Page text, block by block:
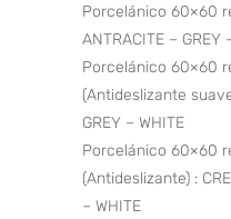
Porcelánico 60×60
ANTRACITE – GREY
Porcelánico 60×60
(Antideslizante
GREY – WHITE
Porcelánico 60×60
(Antideslizante) :
– WHITE